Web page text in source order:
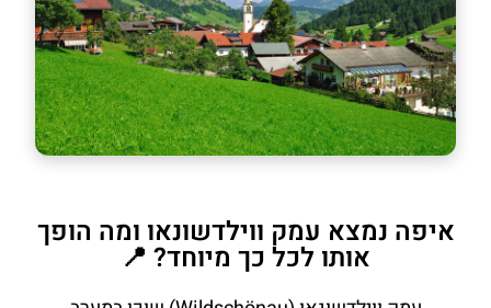
איפה נמצא עמק ווילדשונאו ומה הופך
אותו לכל כך מיוחד? 📍